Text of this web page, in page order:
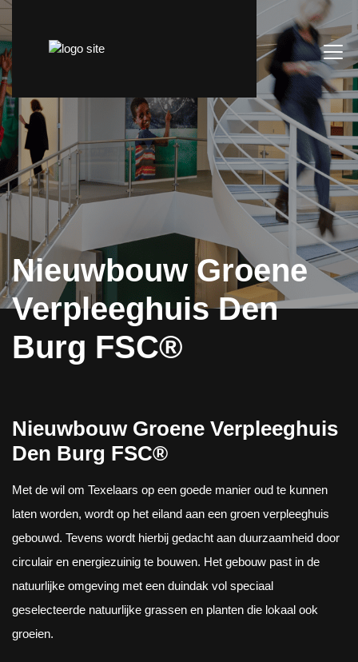
Nieuwbouw Groene
Verpleeghuis Den
Burg FSC®
Nieuwbouw Groene Verpleeghuis
Den Burg FSC®
Met de wil om Texelaars op een goede manier oud te kunnen
laten worden, wordt op het eiland aan een groen verpleeghuis
gebouwd. Tevens wordt hierbij gedacht aan duurzaamheid door
circulair en energiezuinig te bouwen. Het gebouw past in de
natuurlijke omgeving met een duindak vol speciaal
geselecteerde natuurlijke grassen en planten die lokaal ook
groeien.